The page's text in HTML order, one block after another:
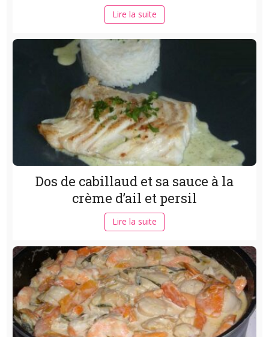
Lire la suite
Dos de cabillaud et sa sauce à la
crème d’ail et persil
Lire la suite